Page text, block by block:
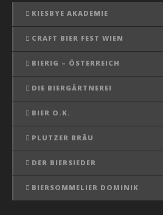
KIESBYE AKADEMIE
CRAFT BIER FEST WIEN
BIERIG – ÖSTERREICH
DIE BIERGÄRTNEREI
BIER O.K.
PLUTZER BRÄU
DER BIERSIEDER
BIERSOMMELIER DOMINIK